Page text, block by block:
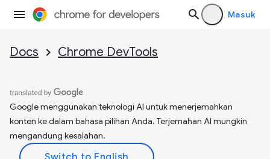
Masuk
Docs Chrome DevTools
Google menggunakan teknologi AI untuk menerjemahkan
konten ke dalam bahasa pilihan Anda. Terjemahan AI mungkin
mengandung kesalahan.